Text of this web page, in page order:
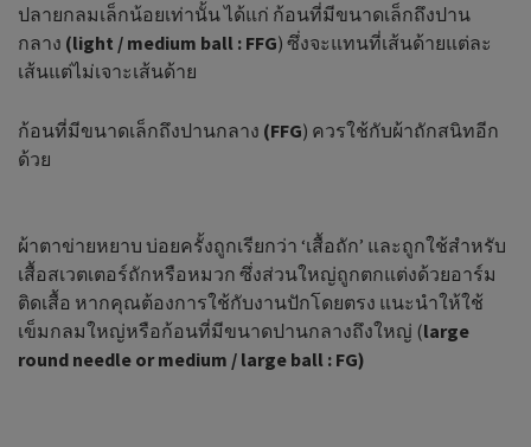
ปลายกลมเล็กน้อยเท่านั้น ได้แก่ ก้อนที่มีขนาดเล็กถึงปาน
กลาง (light / medium ball : FFG) ซึ่งจะแทนที่เส้นด้ายแต่ละ
เส้นแต่ไม่เจาะเส้นด้าย
ก้อนที่มีขนาดเล็กถึงปานกลาง (FFG) ควรใช้กับผ้าถักสนิทอีก
ด้วย
ผ้าตาข่ายหยาบ บ่อยครั้งถูกเรียกว่า ‘เสื้อถัก’ และถูกใช้สำหรับ
เสื้อสเวตเตอร์ถักหรือหมวก ซึ่งส่วนใหญ่ถูกตกแต่งด้วยอาร์ม
ติดเสื้อ หากคุณต้องการใช้กับงานปักโดยตรง แนะนำให้ใช้
เข็มกลมใหญ่หรือก้อนที่มีขนาดปานกลางถึงใหญ่ (large
round needle or medium / large ball : FG)